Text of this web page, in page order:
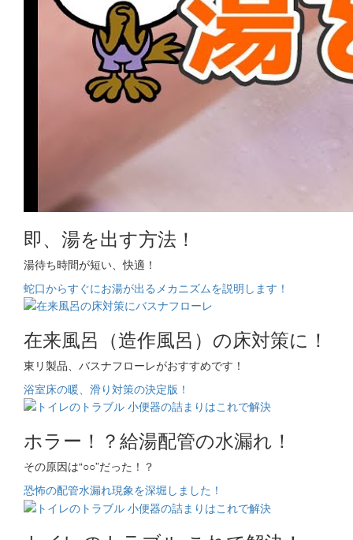
即、湯を出す方法！
湯待ち時間が短い、快適！
蛇口からすぐにお湯が出るメカニズムを説明します！
在来風呂（造作風呂）の床対策に！
東リ製品、バスナフローレがおすすめです！
浴室床の暖、滑り対策の決定版！
ホラー！？給湯配管の水漏れ！
その原因は“○○”だった！？
恐怖の配管水漏れ現象を深堀しました！